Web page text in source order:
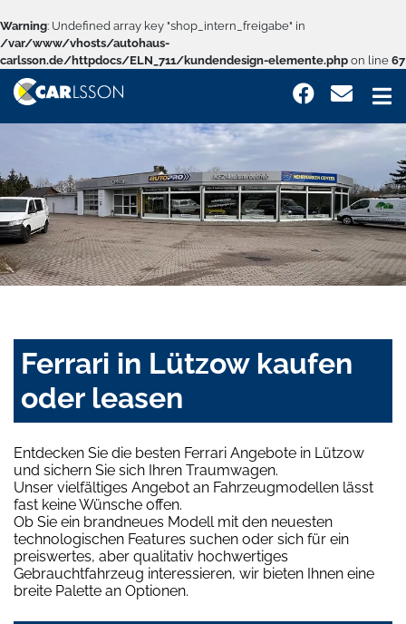
Warning: Undefined array key "shop_intern_freigabe" in
/var/www/vhosts/autohaus-
carlsson.de/httpdocs/ELN_711/kundendesign-elemente.php on line 67
Ferrari in Lützow kaufen
oder leasen
Entdecken Sie die besten Ferrari Angebote in Lützow
und sichern Sie sich Ihren Traumwagen.
Unser vielfältiges Angebot an Fahrzeugmodellen lässt
fast keine Wünsche offen.
Ob Sie ein brandneues Modell mit den neuesten
technologischen Features suchen oder sich für ein
preiswertes, aber qualitativ hochwertiges
Gebrauchtfahrzeug interessieren, wir bieten Ihnen eine
breite Palette an Optionen.